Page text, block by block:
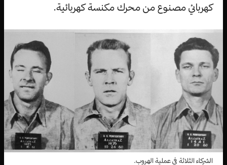
كهربائي مصنوع من محرك مكنسة كهربائية.
الشركاء الثلاثة في عملية الهروب.